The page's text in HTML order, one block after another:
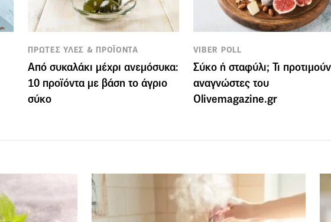
ΠΡΩΤΕΣ ΥΛΕΣ & ΠΡΟΪΟΝΤΑ
Από συκαλάκι μέχρι ανεμόσυκα:
10 προϊόντα με βάση το άγριο
σύκο
VIBER POLL
Σύκο ή σταφύλι; Τι
αναγνώστες του
Olivemagazine.gr